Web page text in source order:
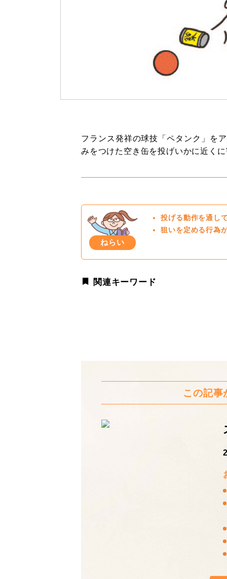
フランス発祥の球技「ペタンク」を
みをつけた空き缶を投げいかに近く
ねらい
投げる動作を通し
狙いを定める行為
関連キーワード
この記事